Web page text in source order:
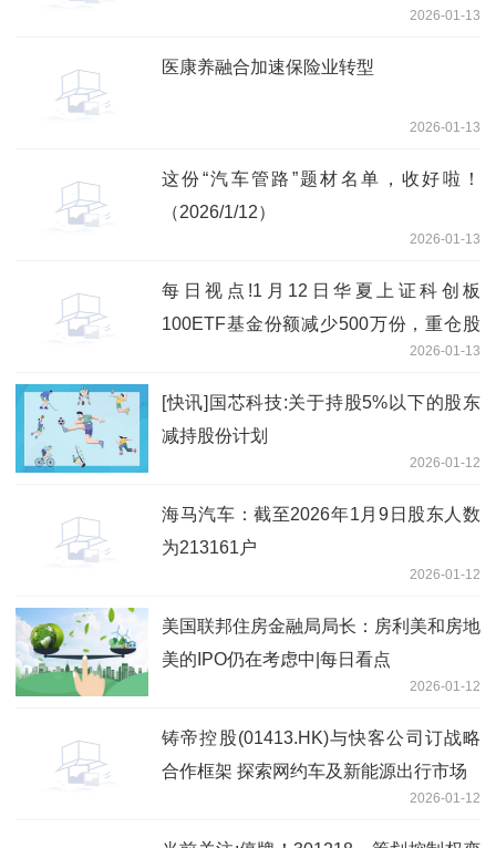
2026-01-13
医康养融合加速保险业转型
2026-01-13
这份“汽车管路”题材名单，收好啦！
（2026/1/12）
2026-01-13
每日视点!1月12日华夏上证科创板
100ETF基金份额减少500万份，重仓股
2026-01-13
[快讯]国芯科技:关于持股5%以下的股东
减持股份计划
2026-01-12
海马汽车：截至2026年1月9日股东人数
为213161户
2026-01-12
美国联邦住房金融局局长：房利美和房地
美的IPO仍在考虑中|每日看点
2026-01-12
铸帝控股(01413.HK)与快客公司订战略
合作框架 探索网约车及新能源出行市场
2026-01-12